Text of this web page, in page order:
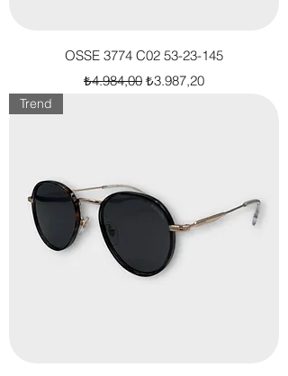
OSSE 3774 C02 53-23-145
Normal Fiyat
₺4.984,00 İndirimli Fiyat
₺3.987,20
Trend